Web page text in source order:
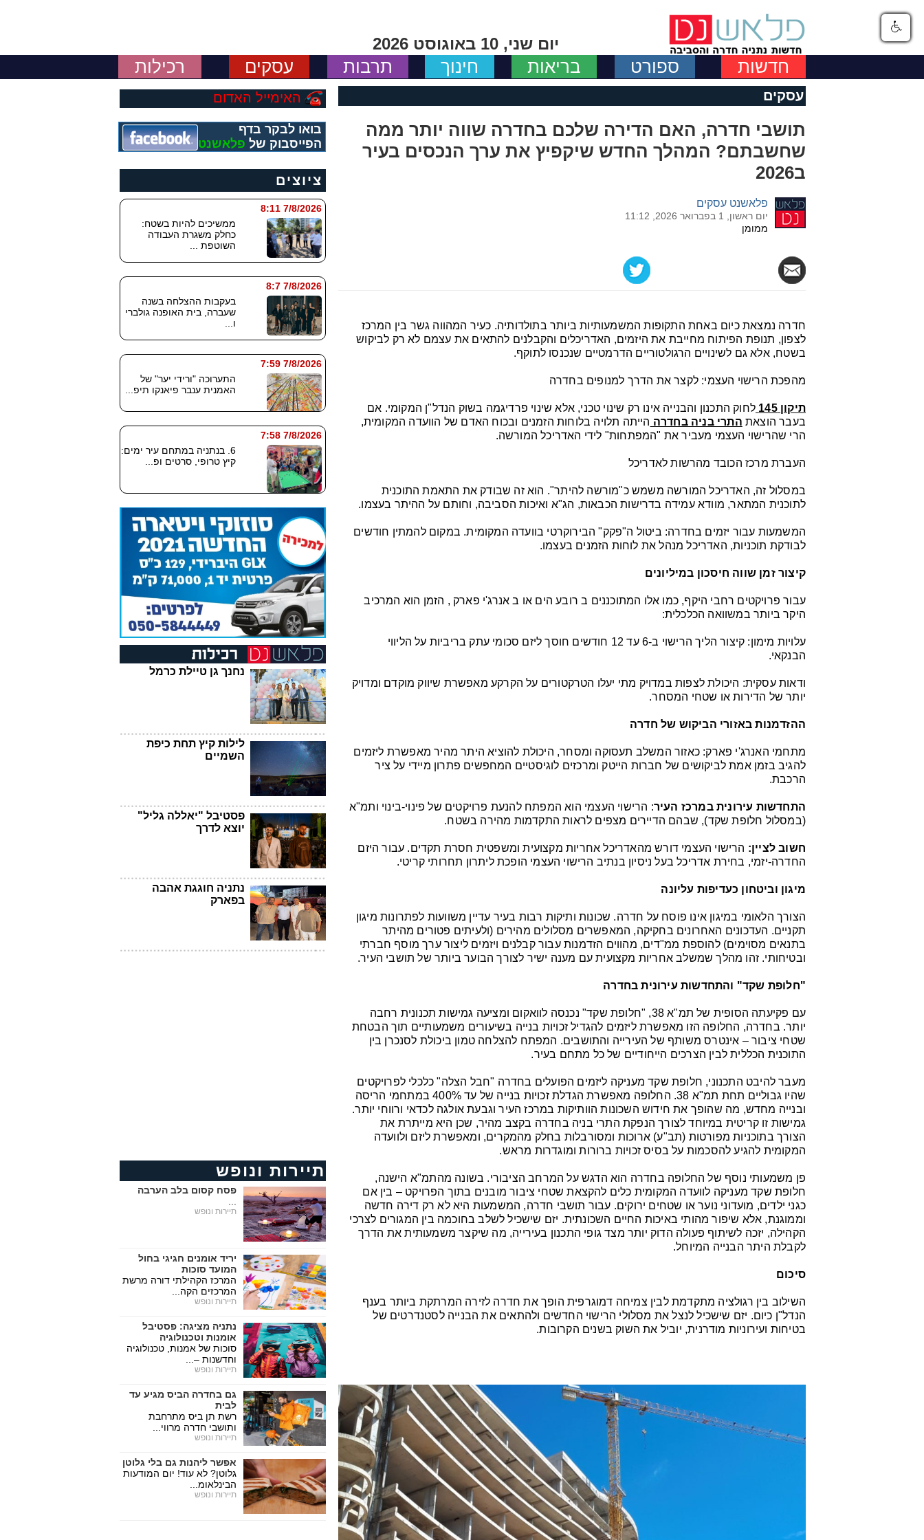
יום שני, 10 באוגוסט 2026
חדשות ספורט בריאות חינוך תרבות עסקים רכילות
עסקים
תושבי חדרה, האם הדירה שלכם בחדרה שווה יותר ממה
שחשבתם? המהלך החדש שיקפיץ את ערך הנכסים בעיר
ב2026
פלאשנט עסקים
יום ראשון, 1 בפברואר 2026, 11:12
ממומן
חדרה נמצאת כיום באחת התקופות המשמעותיות ביותר בתולדותיה. כעיר המהווה גשר בין המרכז
לצפון, תנופת הפיתוח מחייבת את היזמים, האדריכלים והקבלנים להתאים את עצמם לא רק לביקוש
בשטח, אלא גם לשינויים הרגולטוריים הדרמטיים שנכנסו לתוקף.
מהפכת הרישוי העצמי: לקצר את הדרך למנופים בחדרה
תיקון 145
לחוק התכנון והבנייה אינו רק שינוי טכני, אלא שינוי פרדיגמה בשוק הנדל"ן המקומי. אם
בעבר הוצאת התרי בניה בחדרה הייתה תלויה בלוחות הזמנים ובכוח האדם של הוועדה המקומית,
הרי שהרישוי העצמי מעביר את "המפתחות" לידי האדריכל המורשה.
העברת מרכז הכובד מהרשות לאדריכל
במסלול זה, האדריכל המורשה משמש כ"מורשה להיתר". הוא זה שבודק את התאמת התוכנית
לתוכנית המתאר, מוודא עמידה בדרישות הכבאות, הג"א ואיכות הסביבה, וחותם על ההיתר בעצמו.
המשמעות עבור יזמים בחדרה: ביטול ה"פקק" הבירוקרטי בוועדה המקומית. במקום להמתין חודשים
לבודקת תוכניות, האדריכל מנהל את לוחות הזמנים בעצמו.
קיצור זמן שווה חיסכון במיליונים
עבור פרויקטים רחבי היקף, כמו אלו המתוכננים ב רובע הים או ב אנרג'י פארק , הזמן הוא המרכיב
היקר ביותר במשוואה הכלכלית:
עלויות מימון: קיצור הליך הרישוי ב-6 עד 12 חודשים חוסך ליזם סכומי עתק בריביות על הליווי
הבנקאי.
ודאות עסקית: היכולת לצפות במדויק מתי יעלו הטרקטורים על הקרקע מאפשרת שיווק מוקדם ומדויק
יותר של הדירות או שטחי המסחר.
ההזדמנות באזורי הביקוש של חדרה
מתחמי האנרג'י פארק: כאזור המשלב תעסוקה ומסחר, היכולת להוציא היתר מהיר מאפשרת ליזמים
להגיב בזמן אמת לביקושים של חברות הייטק ומרכזים לוגיסטיים המחפשים פתרון מיידי על ציר
הרכבת.
התחדשות עירונית במרכז העיר: הרישוי העצמי הוא המפתח להנעת פרויקטים של פינוי-בינוי ותמ"א
(במסלול חלופת שקד), שבהם הדיירים מצפים לראות התקדמות מהירה בשטח.
חשוב לציין: הרישוי העצמי דורש מהאדריכל אחריות מקצועית ומשפטית חסרת תקדים. עבור היזם
החדרה-יזמי, בחירת אדריכל בעל ניסיון בנתיב הרישוי העצמי הופכת ליתרון תחרותי קריטי.
מיגון וביטחון כעדיפות עליונה
הצורך הלאומי במיגון אינו פוסח על חדרה. שכונות ותיקות רבות בעיר עדיין משוועות לפתרונות מיגון
תקניים. העדכונים האחרונים בחקיקה, המאפשרים מסלולים מהירים (ולעיתים פטורים מהיתר
בתנאים מסוימים) להוספת ממ"דים, מהווים הזדמנות עבור קבלנים ויזמים ליצור ערך מוסף חברתי
ובטיחותי. זהו מהלך שמשלב אחריות מקצועית עם מענה ישיר לצורך הבוער ביותר של תושבי העיר.
"חלופת שקד" והתחדשות עירונית בחדרה
עם פקיעתה הסופית של תמ"א 38, "חלופת שקד" נכנסה לוואקום ומציעה גמישות תכנונית רחבה
יותר. בחדרה, החלופה הזו מאפשרת ליזמים להגדיל זכויות בנייה בשיעורים משמעותיים תוך הבטחת
שטחי ציבור – אינטרס משותף של העירייה והתושבים. המפתח להצלחה טמון ביכולת לסנכרן בין
התוכנית הכללית לבין הצרכים הייחודיים של כל מתחם בעיר.
מעבר להיבט התכנוני, חלופת שקד מעניקה ליזמים הפועלים בחדרה "חבל הצלה" כלכלי לפרויקטים
שהיו גבוליים תחת תמ"א 38. החלופה מאפשרת הגדלת זכויות בנייה של עד 400% במתחמי הריסה
ובנייה מחדש, מה שהופך את חידוש השכונות הוותיקות במרכז העיר וגבעת אולגה לכדאי ורווחי יותר.
גמישות זו קריטית במיוחד לצורך הנפקת התרי בניה בחדרה בקצב מהיר, שכן היא מייתרת את
הצורך בתוכניות מפורטות (תב"ע) ארוכות ומסורבלות בחלק מהמקרים, ומאפשרת ליזם ולוועדה
המקומית להגיע להסכמות על בסיס זכויות ברורות ומוגדרות מראש.
פן משמעותי נוסף של החלופה בחדרה הוא הדגש על המרחב הציבורי. בשונה מהתמ"א הישנה,
חלופת שקד מעניקה לוועדה המקומית כלים להקצאת שטחי ציבור מובנים בתוך הפרויקט – בין אם
כגני ילדים, מועדוני נוער או שטחים ירוקים. עבור תושבי חדרה, המשמעות היא לא רק דירה חדשה
וממוגנת, אלא שיפור מהותי באיכות החיים השכונתית. יזם שישכיל לשלב בחוכמה בין המגורים לצרכי
הקהילה, יזכה לשיתוף פעולה הדוק יותר מצד גופי התכנון בעירייה, מה שיקצר משמעותית את הדרך
לקבלת היתר הבנייה המיוחל.
סיכום
השילוב בין רגולציה מתקדמת לבין צמיחה דמוגרפית הופך את חדרה לזירה המרתקת ביותר בענף
הנדל"ן כיום. יזם שישכיל לנצל את מסלולי הרישוי החדשים ולהתאים את הבנייה לסטנדרטים של
בטיחות ועירוניות מודרנית, יוביל את השוק בשנים הקרובות.
האימייל האדום
בואו לבקר בדף
הפייסבוק של פלאשנט
ציוצים
7/8/2026 8:11
ממשיכים להיות בשטח:
כחלק משגרת העבודה
השוטפת ...
7/8/2026 8:7
בעקבות ההצלחה בשנה
שעברה, בית האופנה גולברי
ו...
7/8/2026 7:59
התערוכה "ורידי יער" של
האמנית ענבר פיאנקו תיפ...
7/8/2026 7:58
6. בנתניה במתחם עיר ימים:
קיץ טרופי, סרטים ופ...
נחנך גן טיילת כרמל
לילות קיץ תחת כיפת
השמיים
פסטיבל "יאללה גליל"
יוצא לדרך
נתניה חוגגת אהבה
בפארק
תיירות ונופש
פסח קסום בלב הערבה
תיירות ונופש
יריד אומנים חגיגי בחול
המועד סוכות
המרכז הקהילתי דורה מרשת
המרכזים הקה...
תיירות ונופש
נתניה מציגה: פסטיבל
אומנות וטכנולוגיה
סוכות של אמנות, טכנולוגיה
וחדשנות –...
תיירות ונופש
גם בחדרה הביס מגיע עד
לבית
רשת תן ביס מתרחבת
ותושבי חדרה מרווי...
תיירות ונופש
אפשר ליהנות גם בלי גלוטן
גלוטן? לא עוד! יום המודעות
הבינלאומ...
תיירות ונופש